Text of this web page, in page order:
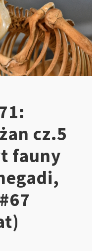
cz.5
fauny